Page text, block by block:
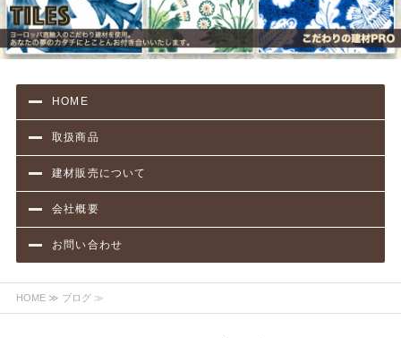
HOME
取扱商品
建材販売について
会社概要
お問い合わせ
HOME≫ ブログ ≫